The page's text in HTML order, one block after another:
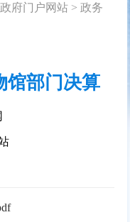
府门户网站 >政务
馆部门决算